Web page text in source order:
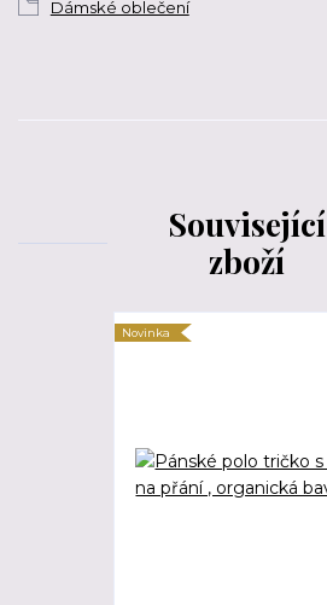
Dámské oblečení
Související
zboží
Novinka